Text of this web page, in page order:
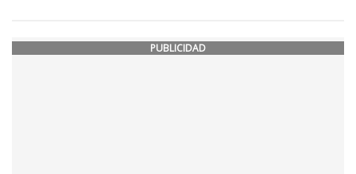
PUBLICIDAD